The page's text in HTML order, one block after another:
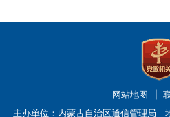
网站地图
主办单位：内蒙古自治区通信管理局